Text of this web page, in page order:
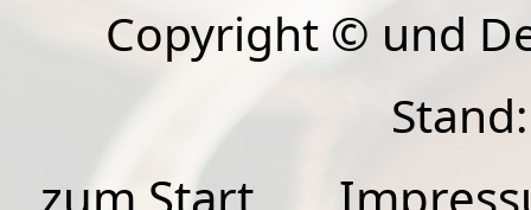
Copyright © und